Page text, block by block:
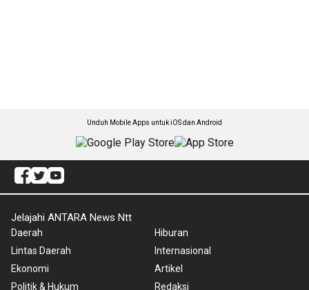
Unduh Mobile Apps untuk iOS dan Android
Jelajahi ANTARA News Ntt
Daerah
Lintas Daerah
Ekonomi
Politik & Hukum
Hiburan
Internasional
Artikel
Redaksi